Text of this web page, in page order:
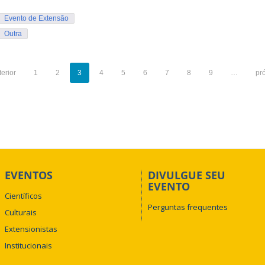
Evento de Extensão
Outra
1 2 3 4 5 6 7 8 9 …
EVENTOS
Científicos
Culturais
Extensionistas
Institucionais
DIVULGUE SEU
EVENTO
Perguntas frequentes